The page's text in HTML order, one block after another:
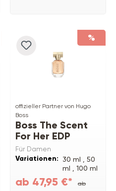
%
offizieller Partner von Hugo
Boss
Boss The Scent
For Her EDP
Für Damen
Variationen: 30 ml , 50
ml , 100 ml
,150 ml
Refill
ab 47,95 €*
ab